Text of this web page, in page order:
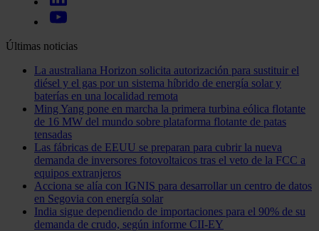
Últimas noticias
La australiana Horizon solicita autorización para sustituir el
diésel y el gas por un sistema híbrido de energía solar y
baterías en una localidad remota
Ming Yang pone en marcha la primera turbina eólica flotante
de 16 MW del mundo sobre plataforma flotante de patas
tensadas
Las fábricas de EEUU se preparan para cubrir la nueva
demanda de inversores fotovoltaicos tras el veto de la FCC a
equipos extranjeros
Acciona se alía con IGNIS para desarrollar un centro de datos
en Segovia con energía solar
India sigue dependiendo de importaciones para el 90% de su
demanda de crudo, según informe CII-EY